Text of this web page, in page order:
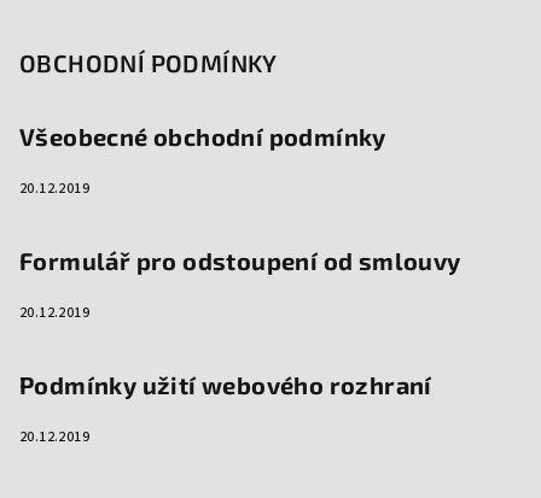
OBCHODNÍ PODMÍNKY
Všeobecné obchodní podmínky
20.12.2019
Formulář pro odstoupení od smlouvy
20.12.2019
Podmínky užití webového rozhraní
20.12.2019